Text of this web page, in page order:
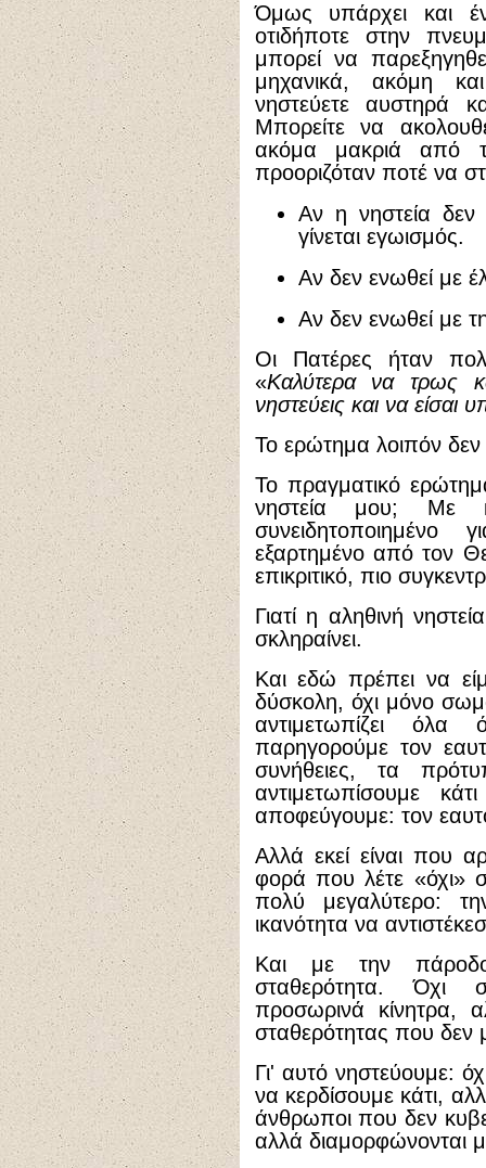
Όμως υπάρχει και
οτιδήποτε στην
μπορεί να
μηχανικά, ακόμη
νηστεύετε αυστηρά
Μπορείτε να
ακόμα μακριά από
προοριζόταν ποτέ να
Αν η νηστεία δεν
γίνεται εγωισμός.
Αν δεν ενωθεί με
Αν δεν ενωθεί με
Οι Πατέρες ήταν
«Καλύτερα να τρως
νηστεύεις και να είσαι
Το ερώτημα λοιπόν
Το πραγματικό
νηστεία μου; Με
εξαρτημένο από τον
επικριτικό, πιο
Γιατί η αληθινή
σκληραίνει.
Και εδώ πρέπει να
δύσκολη, όχι μόνο
αντιμετωπίζει
παρηγορούμε τον
συνήθειες, τα
αντιμετωπίσουμε
αποφεύγουμε: τον
Αλλά εκεί είναι που
φορά που λέτε «όχι»
πολύ μεγαλύτερο:
ικανότητα να
Και με την
σταθερότητα. Όχι
προσωρινά κίνητρα,
σταθερότητας που δεν
Γι' αυτό νηστεύουμε:
να κερδίσουμε κάτι,
άνθρωποι που δεν
αλλά διαμορφώνονται